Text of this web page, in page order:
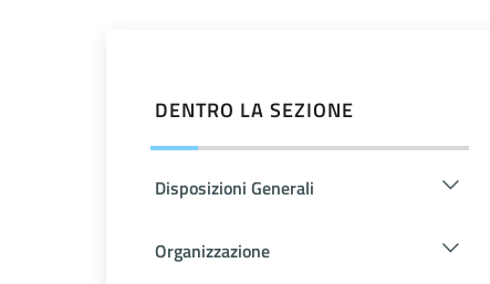
DENTRO LA SEZIONE
Disposizioni Generali
Organizzazione